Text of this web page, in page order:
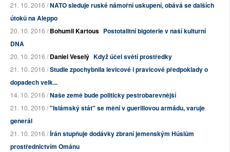
21. 10. 2016 /NATO sleduje ruské námořní uskupení, obává se dalších
útoků na Aleppo
20. 10. 2016 /Bohumil Kartous Postotalitní bigoterie v naší kulturní
DNA
20. 10. 2016 /Daniel Veselý Když účel světí prostředky
21. 10. 2016 /Studie zpochybnila levicové i pravicové předpoklady o
dopadech velk...
14. 10. 2016 /Naše země bude politicky pestrobarevnější
21. 10. 2016 /"Islámský stát" se mění v guerillovou armádu, varuje
generál
21. 10. 2016 /Írán stupňuje dodávky zbraní jemenským Húsiům
prostřednictvím Ománu